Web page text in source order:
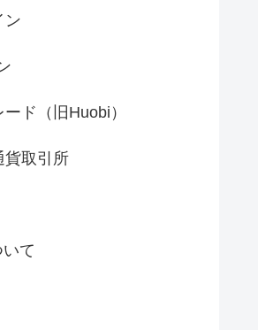
ン
ド（旧Huobi）
貨取引所
て